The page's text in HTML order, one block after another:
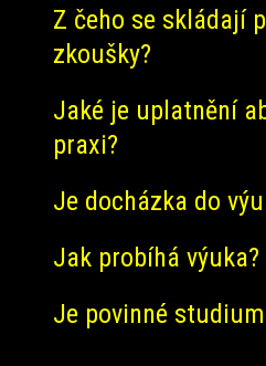
Z čeho se skládají
zkoušky?
Jaké je uplatnění
praxi?
Je docházka do
Jak probíhá výuka?
Je povinné